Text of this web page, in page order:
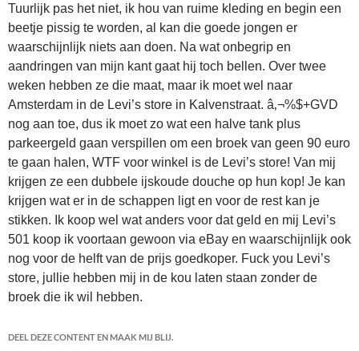
Tuurlijk pas het niet, ik hou van ruime kleding en begin een
beetje pissig te worden, al kan die goede jongen er
waarschijnlijk niets aan doen. Na wat onbegrip en
aandringen van mijn kant gaat hij toch bellen. Over twee
weken hebben ze die maat, maar ik moet wel naar
Amsterdam in de Levi’s store in Kalvenstraat. â‚¬%$+GVD
nog aan toe, dus ik moet zo wat een halve tank plus
parkeergeld gaan verspillen om een broek van geen 90 euro
te gaan halen, WTF voor winkel is de Levi’s store! Van mij
krijgen ze een dubbele ijskoude douche op hun kop! Je kan
krijgen wat er in de schappen ligt en voor de rest kan je
stikken. Ik koop wel wat anders voor dat geld en mij Levi’s
501 koop ik voortaan gewoon via eBay en waarschijnlijk ook
nog voor de helft van de prijs goedkoper. Fuck you Levi’s
store, jullie hebben mij in de kou laten staan zonder de
broek die ik wil hebben.
DEEL DEZE CONTENT EN MAAK MIJ BLIJ.